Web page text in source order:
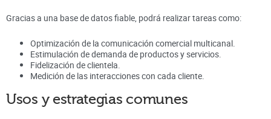
Gracias a una base de datos fiable, podrá realizar tareas como:
Optimización de la comunicación comercial multicanal.
Estimulación de demanda de productos y servicios.
Fidelización de clientela.
Medición de las interacciones con cada cliente.
Usos y estrategias comunes